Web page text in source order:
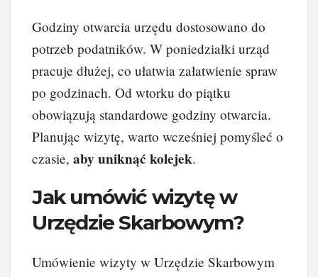
Godziny otwarcia urzędu dostosowano do
potrzeb podatników. W poniedziałki urząd
pracuje dłużej, co ułatwia załatwienie spraw
po godzinach. Od wtorku do piątku
obowiązują standardowe godziny otwarcia.
Planując wizytę, warto wcześniej pomyśleć o
czasie, aby uniknąć kolejek.
Jak umówić wizytę w
Urzędzie Skarbowym?
Umówienie wizyty w Urzędzie Skarbowym